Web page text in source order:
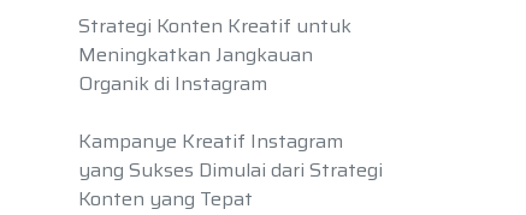
Strategi Konten Kreatif untuk
Meningkatkan Jangkauan
Organik di Instagram
Kampanye Kreatif Instagram
yang Sukses Dimulai dari Strategi
Konten yang Tepat